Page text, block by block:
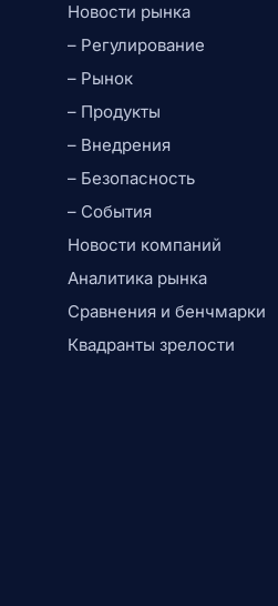
Новости рынка
– Регулирование
– Рынок
– Продукты
– Внедрения
– Безопасность
– События
Новости компаний
Аналитика рынка
Сравнения и бенчмарки
Квадранты зрелости